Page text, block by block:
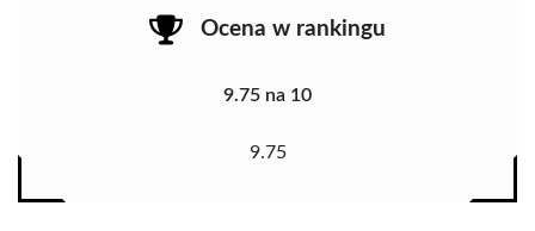
Ocena w rankingu
9.75 na 10
9.75